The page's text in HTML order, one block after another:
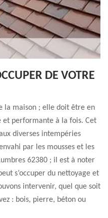
DE VOTRE
la maison ; elle doit être en
performante à la fois. Cet
diverses intempéries
par les mousses et les
62380 ; il est à noter
s’occuper du nettoyage et
intervenir, quel que soit
: bois, pierre, béton ou